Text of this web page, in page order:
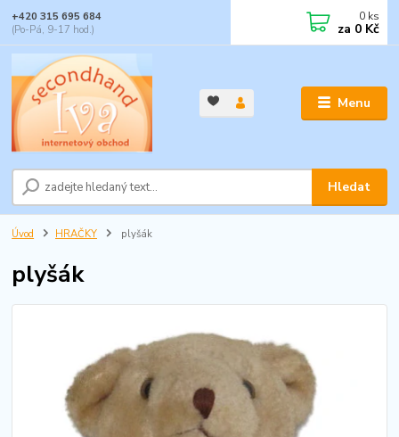
Menu
Hledat
+420 315 695 684
(Po-Pá, 9-17 hod.)
0 ks
za 0 Kč
Úvod HRAČKY plyšák
plyšák